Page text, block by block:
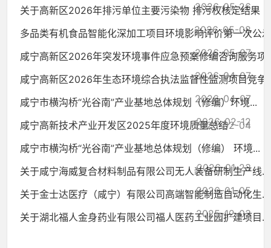
2026-05-26
关于高新区2026年排污单位主要污染物 排污权核定结果（
2026-05-08
多品类有机食品智能化深加工项目环境影响评价第一次公示
2026-05-07
咸宁高新区2026年突发环境事件应急预案修编咨询服务项
2026-04-07
咸宁高新区2026年生态环境综合执法监督性监测项目竞争
2026-04-07
咸宁市横沟桥“光谷南”产业基地总体规划（修编）环境...
2026-02-12
咸宁高新技术产业开发区2025年度环境质量总结
2026-02-04
咸宁市横沟桥“光谷南”产业基地总体规划（修编） 环境...
2026-01-23
关于咸宁海威复合材料制品有限公司无人装备研制生产线...
2026-01-05
关于金士达医疗（咸宁）有限公司高端智能制造自动化生...
2025-12-03
关于湖北福人金身药业有限公司福人医药工业园扩建项目...